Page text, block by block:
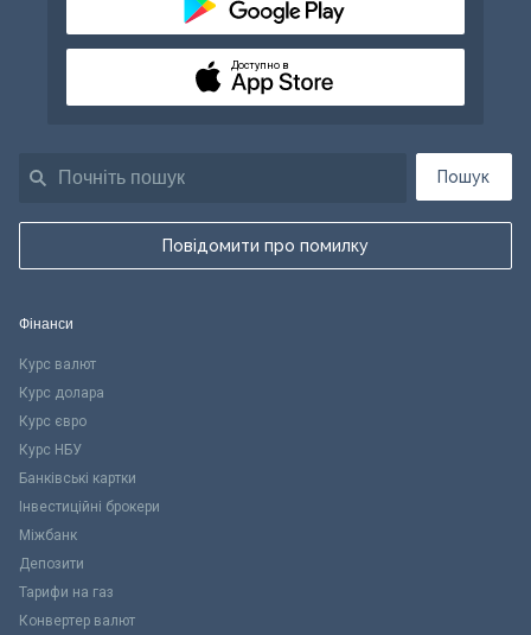
Пошук
Повідомити про помилку
Доступно в
Фінанси
Курс валют
Курс долара
Курс євро
Курс НБУ
Банківські картки
Інвестиційні брокери
Міжбанк
Депозити
Тарифи на газ
Конвертер валют